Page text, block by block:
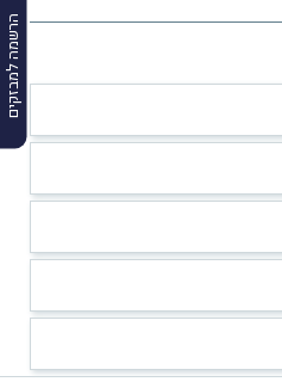
הרשמה למבזקים